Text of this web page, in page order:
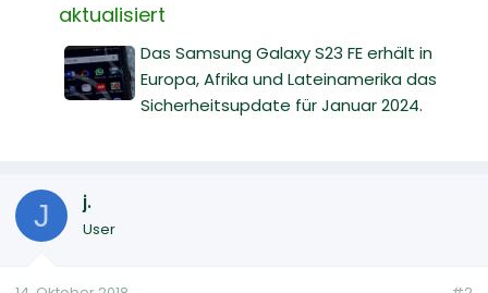
aktualisiert
Das Samsung Galaxy S23 FE erhält in
Europa, Afrika und Lateinamerika das
Sicherheitsupdate für Januar 2024.
J j.
User